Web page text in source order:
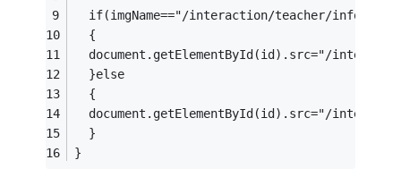
if(imgName=="/interaction/teacher/
  {
document.getElementById(id).src="/
  }else
  {
document.getElementById(id).src="/
  }
}